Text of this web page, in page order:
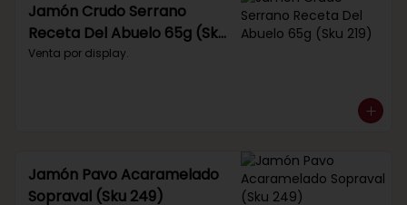
Jamón Crudo Serrano
Receta Del Abuelo 65g (Sku
219)
Venta por display.
Jamón Pavo Acaramelado
Sopraval (Sku 249)